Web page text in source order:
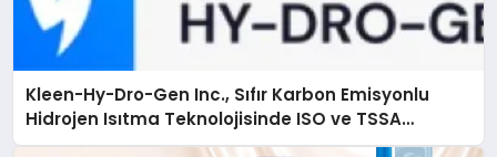
Kleen-Hy-Dro-Gen Inc., Sıfır Karbon Emisyonlu
Hidrojen Isıtma Teknolojisinde ISO ve TSSA
Düzenleyici Onaylarını Aldı